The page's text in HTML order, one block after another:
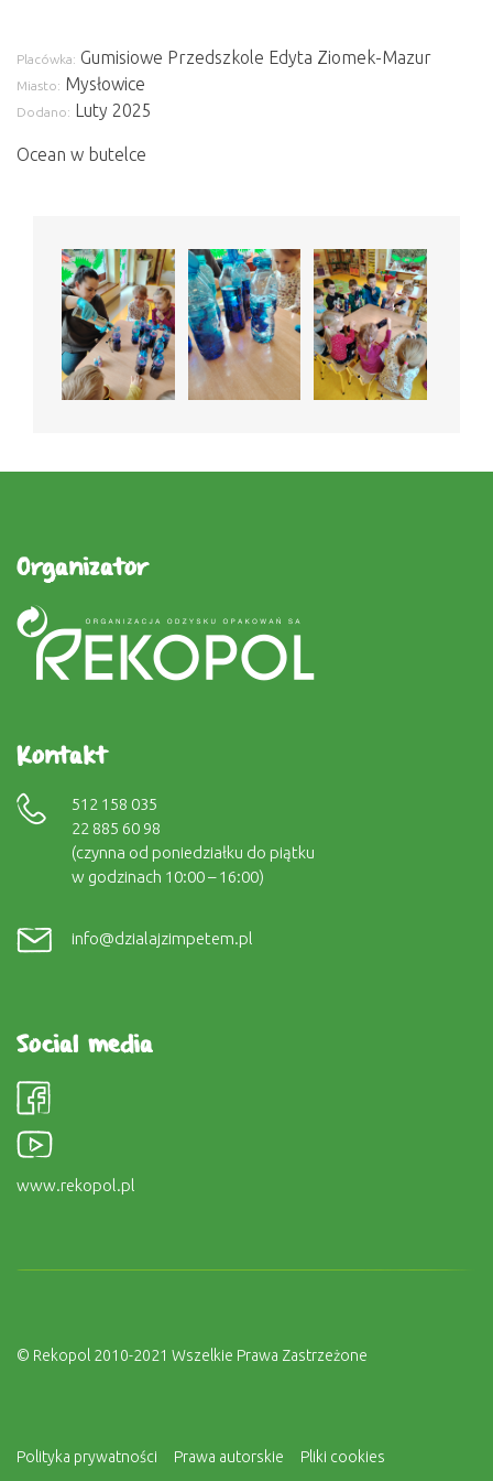
Placówka: Gumisiowe Przedszkole Edyta Ziomek-Mazur
Miasto: Mysłowice
Dodano: Luty 2025
Ocean w butelce
Organizator
Kontakt
512 158 035
22 885 60 98
(czynna od poniedziałku do piątku
w godzinach 10:00 – 16:00)
info@dzialajzimpetem.pl
Social media
www.rekopol.pl
© Rekopol 2010-2021 Wszelkie Prawa Zastrzeżone
Polityka prywatności Prawa autorskie Pliki cookies